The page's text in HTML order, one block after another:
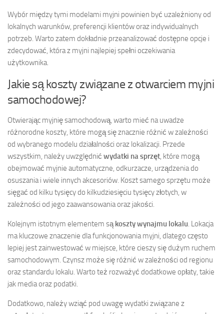
Wybór między tymi modelami myjni powinien być uzależniony od
lokalnych warunków, preferencji klientów oraz indywidualnych
potrzeb. Warto zatem dokładnie przeanalizować dostępne opcje i
zdecydować, która z myjni najlepiej spełni oczekiwania
użytkownika.
Jakie są koszty związane z otwarciem myjni
samochodowej?
Otwierając myjnię samochodową, warto mieć na uwadze
różnorodne koszty, które mogą się znacznie różnić w zależności
od wybranego modelu działalności oraz lokalizacji. Przede
wszystkim, należy uwzględnić wydatki na sprzęt, które mogą
obejmować myjnie automatyczne, odkurzacze, urządzenia do
osuszania i wiele innych akcesoriów. Koszt samego sprzętu może
sięgać od kilku tysięcy do kilkudziesięciu tysięcy złotych, w
zależności od jego zaawansowania oraz jakości.
Kolejnym istotnym elementem sąkoszty wynajmu lokalu. Lokacja
ma kluczowe znaczenie dla funkcjonowania myjni, dlatego często
lepiej jest zainwestować w miejsce, które cieszy się dużym ruchem
samochodowym. Czynsz może się różnić w zależności od regionu
oraz standardu lokalu. Warto też rozważyć dodatkowe opłaty, takie
jak media oraz podatki.
Dodatkowo, należy wziąć pod uwagę wydatki związane z